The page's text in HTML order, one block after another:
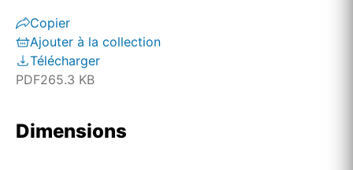
Copier
Ajouter à la collection
Télécharger
PDF265.3 KB
Dimensions